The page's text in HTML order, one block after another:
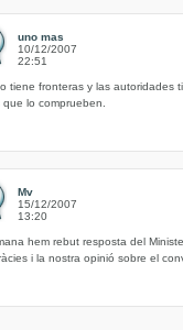
uno mas
10/12/2007
22:51
tiene fronteras y las
lo comprueben.
Mv
15/12/2007
13:20
hem rebut resposta del
i la nostra opinió sobre el